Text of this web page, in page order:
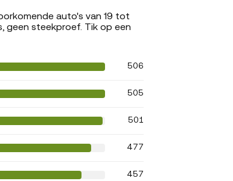
auto's van 19 tot
geen steekproef. Tik op een
506
505
501
477
457